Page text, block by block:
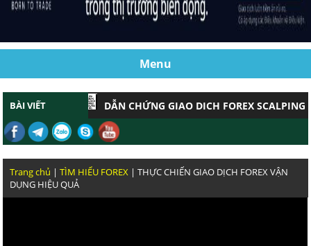
Menu
BÀI VIẾT DẪN CHỨNG GIAO DỊCH FOREX SCALPING HIỆU
CHỨNG MINH GIAO DỊCH FOREX SCALPNG HIỆU
THỰC CHIẾN GIAO DỊCH VÀNG CỦA TRẦN QUỐC MINH
Trang chủ |TÌM HIỂU FOREX | THỰC CHIẾN GIAO DỊCH FOREX VẬN
DỤNG HIỆU QUẢ